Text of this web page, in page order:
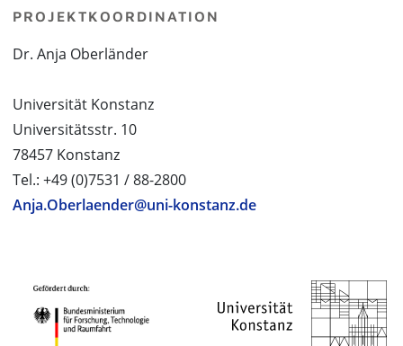
PROJEKTKOORDINATION
Dr. Anja Oberländer
Universität Konstanz
Universitätsstr. 10
78457 Konstanz
Tel.: +49 (0)7531 / 88-2800
Anja.Oberlaender@uni-konstanz.de